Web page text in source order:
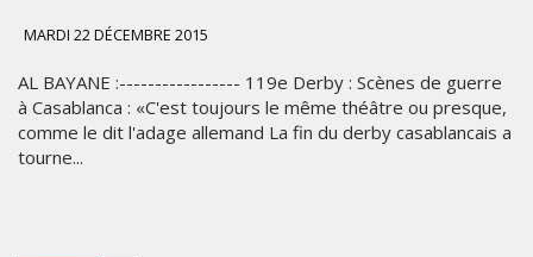
MARDI 22 DÉCEMBRE 2015
AL BAYANE :----------------- 119e Derby : Scènes de guerre
à Casablanca : «C'est toujours le même théâtre ou presque,
comme le dit l'adage allemand La fin du derby casablancais a
tourne...